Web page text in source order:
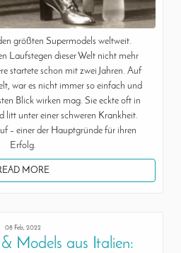
größten Supermodels weltweit.
Laufstegen dieser Welt nicht mehr
startete schon mit zwei Jahren. Auf
war es nicht immer so einfach und
Blick wirken mag. Sie eckte oft in
litt unter einer schweren Krankheit.
– einer der Hauptgründe für ihren
Erfolg.
MORE
08 Feb, 2022
Models aus Italien: